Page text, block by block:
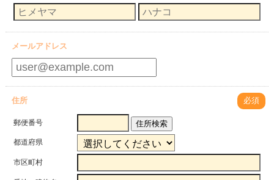
メールアドレス
住所 必須
郵便番号 住所検索
都道府県
市区町村